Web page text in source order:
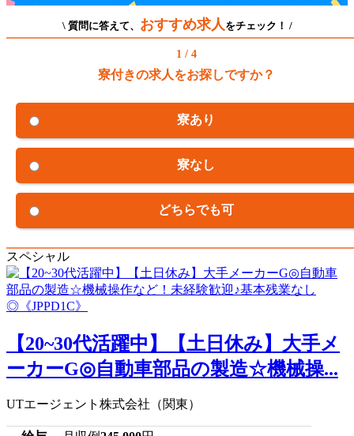
\ 質問に答えて、 おすすめ求人 をチェック！ /
1 / 4
寮付きの求人をお探しですか？
寮あり
寮なし
どちらでも可
スペシャル
【20~30代活躍中】【土日休み】大手メ
ーカーG◎自動車部品の製造☆機械操...
UTエージェント株式会社（関東）